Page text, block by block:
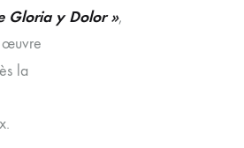
Gloria y Dolor »,
œuvre
la